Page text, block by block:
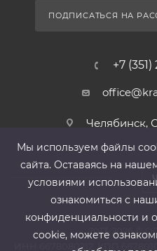
ПОДПИСАТЬСЯ НА
+7
Челябинск,
2013-2026 ©
ИНН 6678080212, КПП
Мы используем файлы
сайта. Оставаясь на
условиями
ознакомиться с
конфиденциальности и
cookie, можете